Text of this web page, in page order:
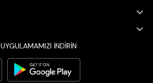
UYGULAMAMIZI İNDİRİN